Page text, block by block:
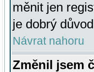
měnit jen
je dobrý
Návrat nahoru
Změnil jsem